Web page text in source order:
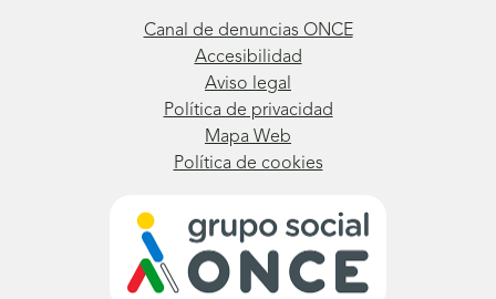
Canal de denuncias ONCE
Accesibilidad
Aviso legal
Política de privacidad
Mapa Web
Política de cookies